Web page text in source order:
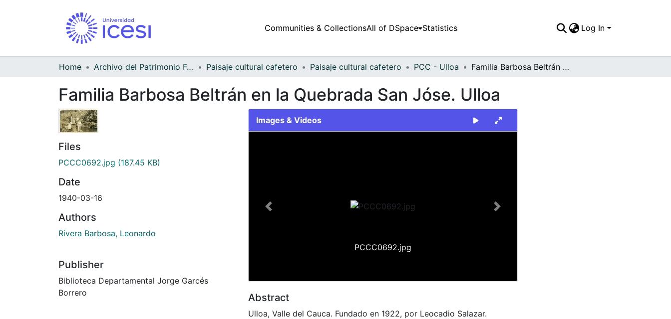
Communities & CollectionsAll of DSpace Statistics Log In
Home Archivo del Patrimonio Fotográfico y Fílmico del Valle del Cauca Paisaje cultural cafetero Paisaje cultural cafetero PCC - Ulloa Familia Barbosa Beltrán en la Quebrada San Jóse. Ulloa
Familia Barbosa Beltrán en la Quebrada San Jóse. Ulloa
Files
PCCC0692.jpg (187.45 KB)
Date
1940-03-16
Authors
Rivera Barbosa, Leonardo
Publisher
Biblioteca Departamental Jorge Garcés
Borrero
Images & Videos
PCCC0692.jpg
Previous Next
Abstract
Ulloa, Valle del Cauca. Fundado en 1922, por Leocadio Salazar.